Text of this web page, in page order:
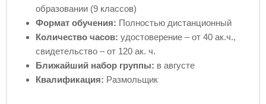
образовании (9 классов)
Формат обучения: Полностью дистанционный
Количество часов: удостоверение – от 40 ак.ч.,
свидетельство – от 120 ак. ч.
Ближайший набор группы: в августе
Квалификация: Размольщик